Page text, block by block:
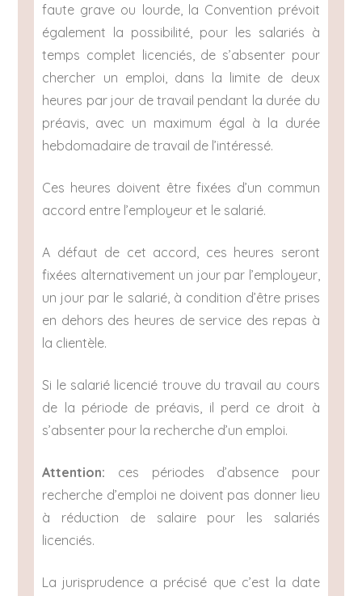
faute grave ou lourde, la Convention prévoit
également la possibilité, pour les salariés à
temps complet licenciés, de s’absenter pour
chercher un emploi, dans la limite de deux
heures par jour de travail pendant la durée du
préavis, avec un maximum égal à la durée
hebdomadaire de travail de l’intéressé.
Ces heures doivent être fixées d’un commun
accord entre l’employeur et le salarié.
A défaut de cet accord, ces heures seront
fixées alternativement un jour par l’employeur,
un jour par le salarié, à condition d’être prises
en dehors des heures de service des repas à
la clientèle.
Si le salarié licencié trouve du travail au cours
de la période de préavis, il perd ce droit à
s’absenter pour la recherche d’un emploi.
Attention: ces périodes d’absence pour
recherche d’emploi ne doivent pas donner lieu
à réduction de salaire pour les salariés
licenciés.
La jurisprudence a précisé que c’est la date